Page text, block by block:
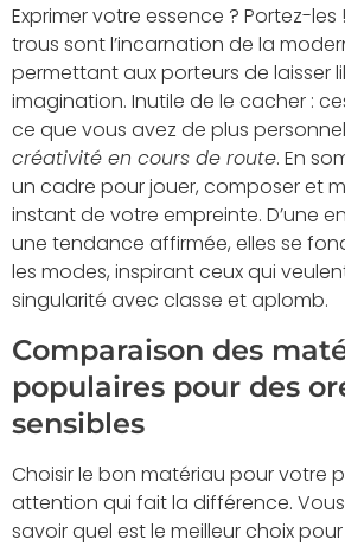
Exprimer votre essence ? Portez-les
trous sont l’incarnation de la
permettant aux porteurs de laisser
imagination. Inutile de le cacher :
ce que vous avez de plus
créativité en cours de route. En
un cadre pour jouer, composer et
instant de votre empreinte. D’une
une tendance affirmée, elles se
les modes, inspirant ceux qui
singularité avec classe et aplomb.
Comparaison des
populaires pour des
sensibles
Choisir le bon matériau pour votre
attention qui fait la différence.
savoir quel est le meilleur choix